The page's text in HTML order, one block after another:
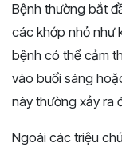
Bệnh thường bắt
các khớp nhỏ như
bệnh có thể cảm
vào buổi sáng
này thường xảy ra
Ngoài các triệu